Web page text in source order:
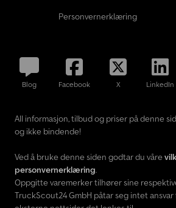
Personvernerklæring
Blog Facebook X LinkedIn
All informasjon, tilbud og priser på denne
og ikke bindende!
Ved å bruke denne siden godtar du våre
personvernerklæring.
Oppgitte varemerker tilhører sine
TruckScout24 GmbH påtar seg intet